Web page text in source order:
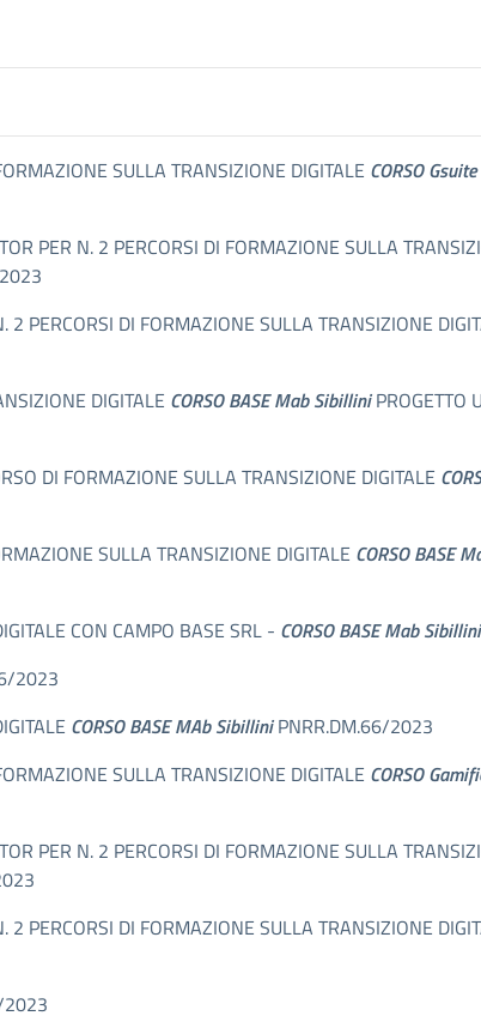
SULLA TRANSIZIONE DIGITALE CORSO
PER N. 2 PERCORSI DI FORMAZIONE SULLA
PERCORSI DI FORMAZIONE SULLA TRANSIZIONE
DIGITALE CORSO BASE Mab SibilliniPROGETTO
DI FORMAZIONE SULLA TRANSIZIONE DIGITALE
SULLA TRANSIZIONE DIGITALE CORSO BASE
CON CAMPO BASE SRL - CORSO BASE Mab Sibillini
2023
CORSO BASE MAb SibilliniPNRR.DM.66/2023
SULLA TRANSIZIONE DIGITALE CORSO
PER N. 2 PERCORSI DI FORMAZIONE SULLA
PERCORSI DI FORMAZIONE SULLA TRANSIZIONE
2023